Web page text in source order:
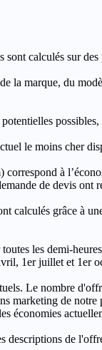
calculés sur
la marque, du
le moins cher
à
de devis ont
grâce à une
les demi-
1er juillet et 1er
Le nombre
marketing de
économies
descriptions de